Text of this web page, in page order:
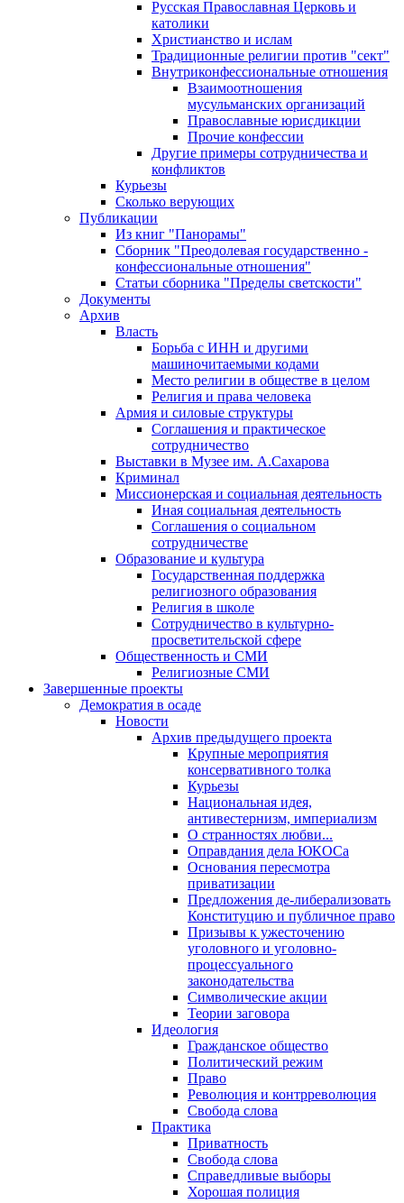
Русская Православная Церковь и
католики
Христианство и ислам
Традиционные религии против "сект"
Внутриконфессиональные отношения
Взаимоотношения
мусульманских организаций
Православные юрисдикции
Прочие конфессии
Другие примеры сотрудничества и
конфликтов
Курьезы
Сколько верующих
Публикации
Из книг "Панорамы"
Сборник "Преодолевая государственно -
конфессиональные отношения"
Статьи сборника "Пределы светскости"
Документы
Архив
Власть
Борьба с ИНН и другими
машиночитаемыми кодами
Место религии в обществе в целом
Религия и права человека
Армия и силовые структуры
Соглашения и практическое
сотрудничество
Выставки в Музее им. А.Сахарова
Криминал
Миссионерская и социальная деятельность
Иная социальная деятельность
Соглашения о социальном
сотрудничестве
Образование и культура
Государственная поддержка
религиозного образования
Религия в школе
Сотрудничество в культурно-
просветительской сфере
Общественность и СМИ
Религиозные СМИ
Завершенные проекты
Демократия в осаде
Новости
Архив предыдущего проекта
Крупные мероприятия
консервативного толка
Курьезы
Национальная идея,
антивестернизм, империализм
О странностях любви...
Оправдания дела ЮКОСа
Основания пересмотра
приватизации
Предложения де-либерализовать
Конституцию и публичное право
Призывы к ужесточению
уголовного и уголовно-
процессуального
законодательства
Символические акции
Теории заговора
Идеология
Гражданское общество
Политический режим
Право
Революция и контрреволюция
Свобода слова
Практика
Приватность
Свобода слова
Справедливые выборы
Хорошая полиция